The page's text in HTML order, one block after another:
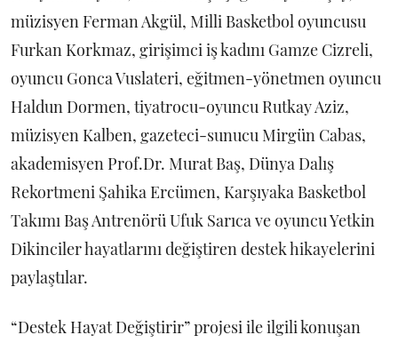
müzisyen Ferman Akgül, Milli Basketbol oyuncusu
Furkan Korkmaz, girişimci iş kadını Gamze Cizreli,
oyuncu Gonca Vuslateri, eğitmen-yönetmen oyuncu
Haldun Dormen, tiyatrocu-oyuncu Rutkay Aziz,
müzisyen Kalben, gazeteci-sunucu Mirgün Cabas,
akademisyen Prof.Dr. Murat Baş, Dünya Dalış
Rekortmeni Şahika Ercümen, Karşıyaka Basketbol
Takımı Baş Antrenörü Ufuk Sarıca ve oyuncu Yetkin
Dikinciler hayatlarını değiştiren destek hikayelerini
paylaştılar.
“Destek Hayat Değiştirir” projesi ile ilgili konuşan